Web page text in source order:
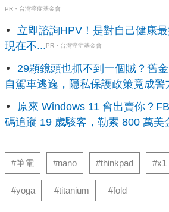
PR・台灣癌症基金會
立即諮詢HPV！是對自己健康
現在不...PR・台灣癌症基金會
29顆鏡頭也抓不到一個賊？舊
自駕車逃逸，隱私保護政策竟成
原來 Windows 11 會出賣你？
碼追蹤 19 歲駭客，勒索 800 萬美
#筆電 #nano #thinkpad #x1
#yoga #titanium #fold